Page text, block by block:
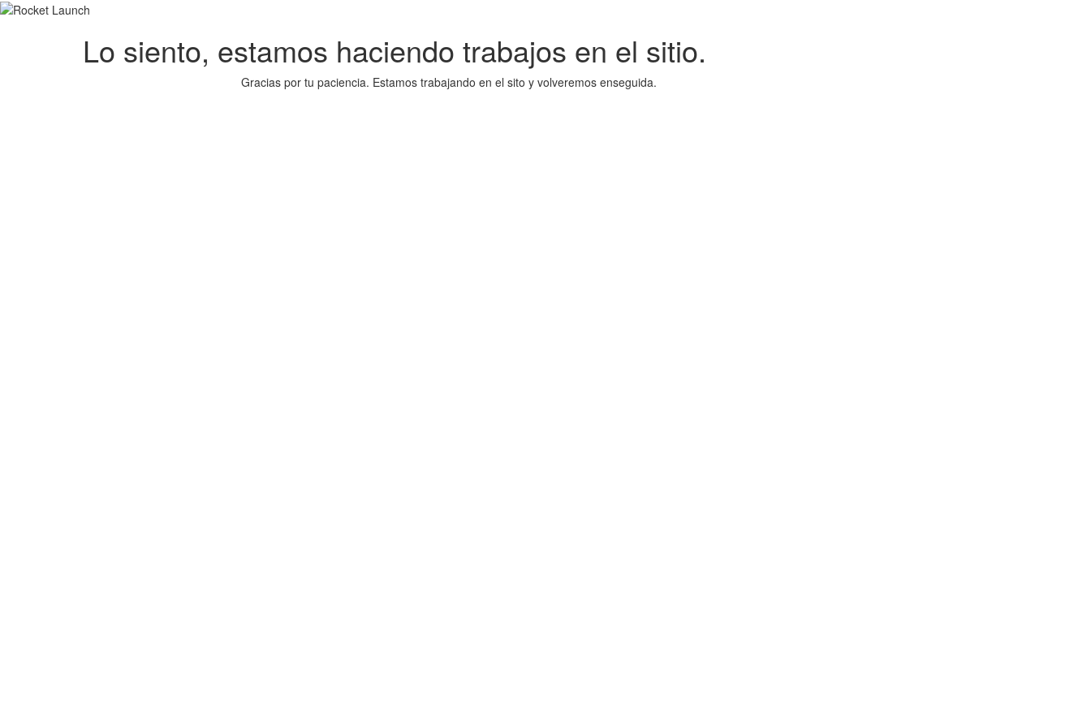
Lo siento, estamos haciendo trabajos en el sitio.
Gracias por tu paciencia. Estamos trabajando en el sito y volveremos enseguida.